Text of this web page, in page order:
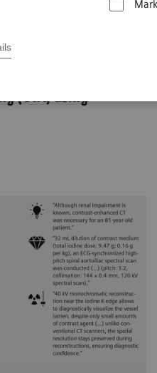
of contrast
contrast-agent
(CTA) using